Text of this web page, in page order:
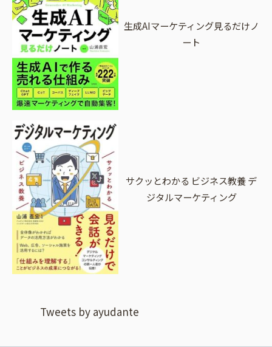
生成AIマーケティング見るだけノ
ート
サクッとわかる ビジネス教養 デ
ジタルマーケティング
Tweets by ayudante